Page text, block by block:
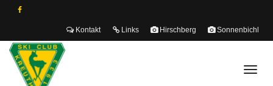
Kontakt Links Hirschberg Sonnenbichl